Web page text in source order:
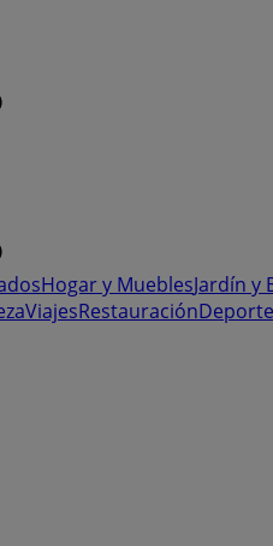
Hogar y MueblesJardín y
ViajesRestauraciónDeporte